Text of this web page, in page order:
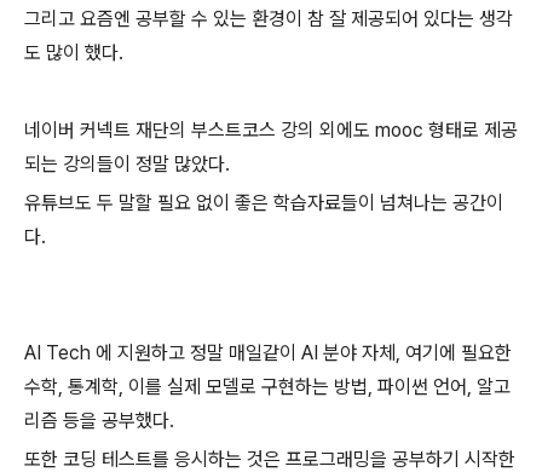
그리고 요즘엔 공부할 수 있는 환경이 참 잘 제공되어 있다는 생각
도 많이 했다.
네이버 커넥트 재단의 부스트코스 강의 외에도 mooc 형태로 제공
되는 강의들이 정말 많았다.
유튜브도 두 말할 필요 없이 좋은 학습자료들이 넘쳐나는 공간이
다.
AI Tech 에 지원하고 정말 매일같이 AI 분야 자체, 여기에 필요한
수학, 통계학, 이를 실제 모델로 구현하는 방법, 파이썬 언어, 알고
리즘 등을 공부했다.
또한 코딩 테스트를 응시하는 것은 프로그래밍을 공부하기 시작한